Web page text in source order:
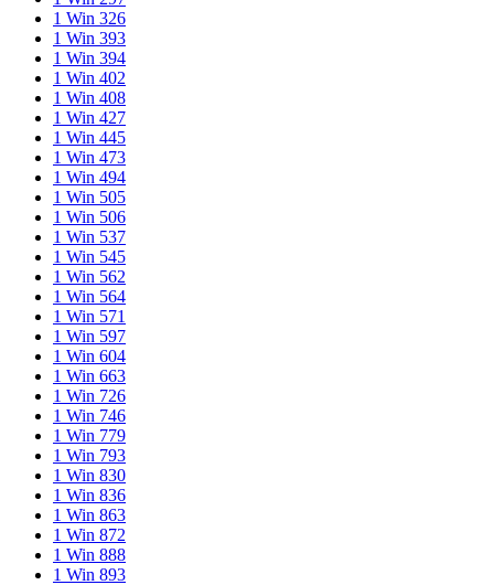
special
effective
passed
possible
unmatched
product
work
genius,
who
makes
best
personalinjurywatches.com
timepiece
become
newest
favored
assortment
lovers.
1 Win 326
1 Win 393
1 Win 394
1 Win 402
1 Win 408
1 Win 427
1 Win 445
1 Win 473
1 Win 494
1 Win 505
1 Win 506
1 Win 537
1 Win 545
1 Win 562
1 Win 564
1 Win 571
1 Win 597
1 Win 604
1 Win 663
1 Win 726
1 Win 746
1 Win 779
1 Win 793
1 Win 830
1 Win 836
1 Win 863
1 Win 872
1 Win 888
1 Win 893